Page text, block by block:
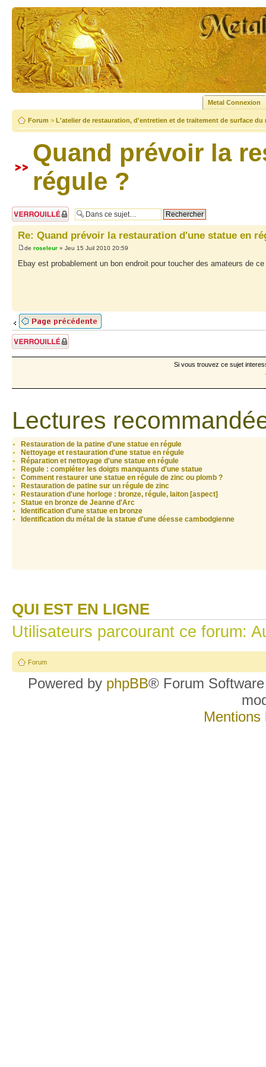
Metal Connexion
Forum > L'atelier de restauration, d'entretien et de traitement de surface du
Quand prévoir la
régule ?
Sujet verrouillé
Re: Quand prévoir la restauration d'une statue en
de roseleur » Jeu 15 Juil 2010 20:59
Ebay est probablement un bon endroit pour toucher des amateurs de
Sujet verrouillé
Si vous trouvez ce sujet
Lectures
Restauration de la patine d'une statue en régule
Nettoyage et restauration d'une statue en régule
Réparation et nettoyage d'une statue en régule
Regule : compléter les doigts manquants d'une statue
Comment restaurer une statue en régule de zinc ou plomb ?
Restauration de patine sur un régule de zinc
Restauration d'une horloge : bronze, régule, laiton [aspect]
Statue en bronze de Jeanne d'Arc
Identification d'une statue en bronze
Identification du métal de la statue d'une déesse cambodgienne
QUI EST EN LIGNE
Utilisateurs parcourant ce forum:
Forum
Powered by phpBB® Forum
Mentions